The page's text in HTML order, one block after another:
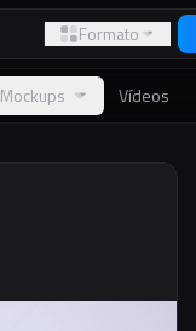
Formato
Mockups Vídeos